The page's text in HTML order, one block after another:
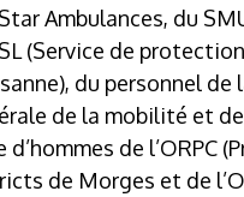
Ambulances, du
(Service de
du personnel de
de la mobilité et
d’hommes de l’ORPC
de Morges et de